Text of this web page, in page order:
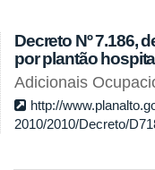
Decreto Nº 7.186,
por plantão
Adicionais
http://
2010/2010/Decreto/